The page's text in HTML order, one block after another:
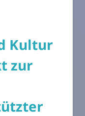
Kultur
zur